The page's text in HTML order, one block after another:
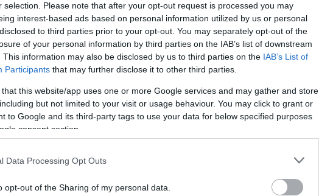
selection. Please note that after your opt-out request is processed you may
interest-based ads based on personal information utilized by us or personal
to third parties prior to your opt-out. You may separately opt-out of the
of your personal information by third parties on the IAB’s list of downstream
This information may also be disclosed by us to third parties on the IAB’s List of
Participants that may further disclose it to other third parties.
that this website/app uses one or more Google services and may gather and store
but not limited to your visit or usage behaviour. You may click to grant or
to Google and its third-party tags to use your data for below specified purposes
consent section.
Data Processing Opt Outs
opt-out of the Sharing of my personal data.
nem tudod
kattints!